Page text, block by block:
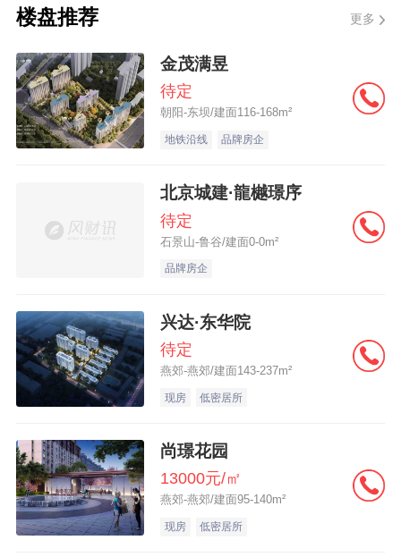
减少0.2%。
万豪披露的数据显示，2025年集团大中华区
开发项目签约项目及签约客房数量再创历史
新高——全年共计签署超200个项目，平均不
到两天签署一个新项目，同比增长25%，新
签约客房总量超36,000间。其中，万豪高端
品牌实现新签约超30个项目，并引入全新品
牌万豪旅享家公寓。该品牌首个项目苏州艺
日在苏州启幕，标志着万豪在华品牌矩阵扩
充至26个。
万豪国际集团全球执行委员会成员、大中华
区总裁毛怡冰表示：“连续两年破纪录增长，
更加坚实了我们深耕中国、共同发展的信
心。强劲增长得益于集团本土化策略的持续
推进，这将进一步夯实我们在中国市场的长
楼盘推荐 更多
金茂满昱
待定
朝阳-东坝/建面116-168m²
地铁沿线 品牌房企
北京城建·龍樾璟序
待定
石景山-鲁谷/建面0-0m²
品牌房企
兴达·东华院
待定
燕郊-燕郊/建面143-237m²
现房 低密居所
尚璟花园
13000元/㎡
燕郊-燕郊/建面95-140m²
现房 低密居所